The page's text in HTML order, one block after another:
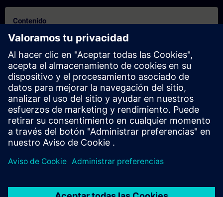
Contenido
SITRAIN – Egenskaper og diff erensiering av læringsformatene